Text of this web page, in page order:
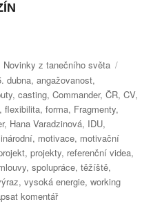
Rubriky:
Novinky z tanečního světa
dubna,angažovanost,
,casting,Commander,ČR,CV,
,flexibilita,forma, Fragmenty,
, Hana Varadzinová, IDU,
, motivace, motivační
,projekty, referenční videa,
,spolupráce,těžíště,
,vysoká energie,working
komentářpro